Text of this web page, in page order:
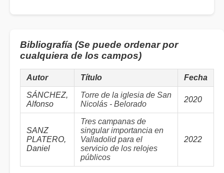
Bibliografía (Se puede ordenar por
cualquiera de los campos)
Autor Título Fecha
SÁNCHEZ,
Alfonso
Torre de la iglesia de San
Nicolás - Belorado
2020
SANZ
PLATERO,
Daniel
Tres campanas de
singular importancia en
Valladolid para el
servicio de los relojes
públicos
2022